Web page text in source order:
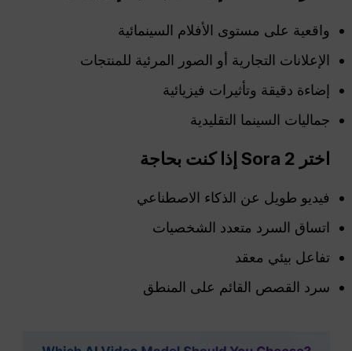
واقعية على مستوى الأفلام السينمائية
الإعلانات التجارية أو الصور المرئية للمنتجات
إضاءة دقيقة وتأثيرات فيزيائية
جماليات السينما التقليدية
اختر Sora 2 إذا كنت بحاجة
فيديو طويل عن الذكاء الاصطناعي
اتساق السرد متعدد الشخصيات
تفاعل بيئي معقد
سرد القصص القائم على المنطق